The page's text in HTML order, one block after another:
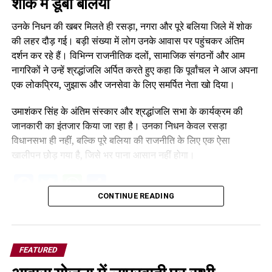
उनके निधन की खबर मिलते ही रसड़ा, नगरा और पूरे बलिया जिले में शोक
की लहर दौड़ गई। बड़ी संख्या में लोग उनके आवास पर पहुंचकर अंतिम
दर्शन कर रहे हैं। विभिन्न राजनीतिक दलों, सामाजिक संगठनों और आम
नागरिकों ने उन्हें श्रद्धांजलि अर्पित करते हुए कहा कि पूर्वांचल ने आज अपना
एक लोकप्रिय, जुझारू और जनसेवा के लिए समर्पित नेता खो दिया।
उमाशंकर सिंह के अंतिम संस्कार और श्रद्धांजलि सभा के कार्यक्रम की
जानकारी का इंतजार किया जा रहा है। उनका निधन केवल रसड़ा
विधानसभा ही नहीं, बल्कि पूरे बलिया की राजनीति के लिए एक ऐसा
खालीपन छोड़ गया है, जिसे भर पाना आसान नहीं होगा।
Facebook
Twitter
WhatsApp
Share
CONTINUE READING
FEATURED